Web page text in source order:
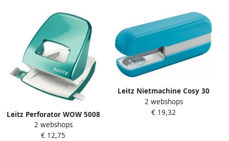
Leitz Perforator WOW 5008
NeXXt metaal 30 vel
ijsblauw
2 webshops
€ 12,75
Leitz Nietmachine Cosy 30
vel 24 6 blauw
2 webshops
€ 19,32